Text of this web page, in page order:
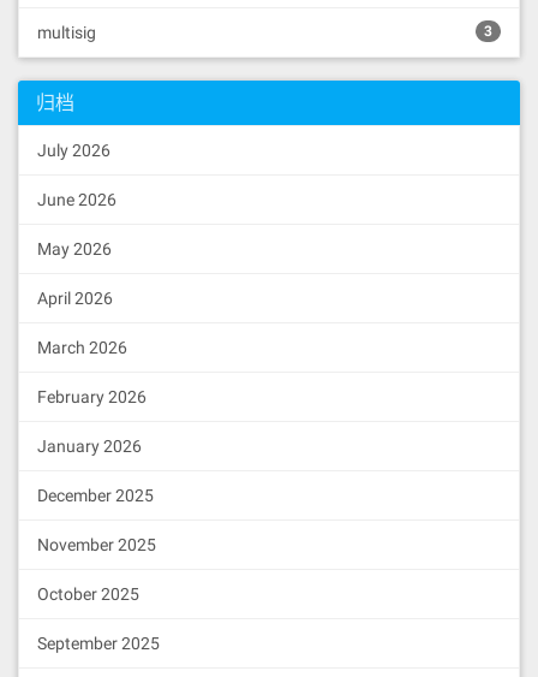
multisig 3
归档
July 2026
June 2026
May 2026
April 2026
March 2026
February 2026
January 2026
December 2025
November 2025
October 2025
September 2025